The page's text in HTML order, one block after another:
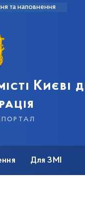
та наповнення
Києві
Для ЗМІ